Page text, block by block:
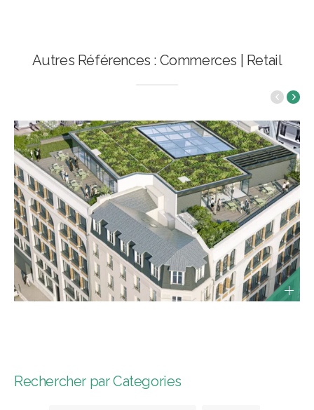
Autres Références : Commerces | Retail
Rechercher par Categories